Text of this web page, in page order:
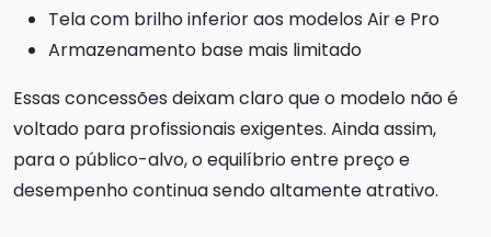
Tela com brilho inferior aos modelos Air e Pro
Armazenamento base mais limitado
Essas concessões deixam claro que o modelo não é
voltado para profissionais exigentes. Ainda assim,
para o público-alvo, o equilíbrio entre preço e
desempenho continua sendo altamente atrativo.